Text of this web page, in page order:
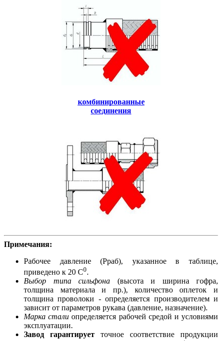
комбинированные
соединения
Примечания:
Рабочее давление (Рраб), указанное в таблице,
приведено к 20 С0.
Выбор типа сильфона (высота и ширина гофра,
толщина материала и пр.), количество оплеток и
толщина проволоки - определяется производителем и
зависит от параметров рукава (давление, назначение).
Марка стали определяется рабочей средой и условиями
эксплуатации.
Завод гарантирует точное соответствие продукции